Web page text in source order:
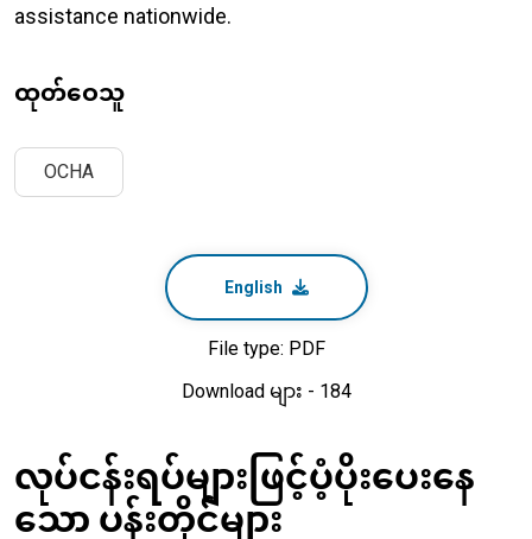
assistance nationwide.
ထုတ်ဝေသူ
OCHA
English
File type: PDF
Download များ - 184
လုပ်ငန်းရပ်များဖြင့်ပံ့ပိုးပေးနေ
သော ပန်းတိုင်များ